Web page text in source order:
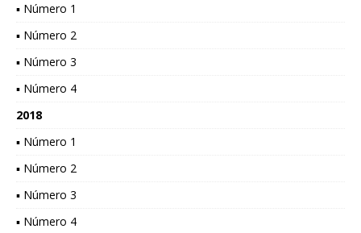
▪ Número 1
▪ Número 2
▪ Número 3
▪ Número 4
2018
▪ Número 1
▪ Número 2
▪ Número 3
▪ Número 4